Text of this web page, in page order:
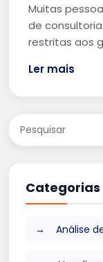
Muitas
de
restritas aos
Ler mais
Categorias
Análise